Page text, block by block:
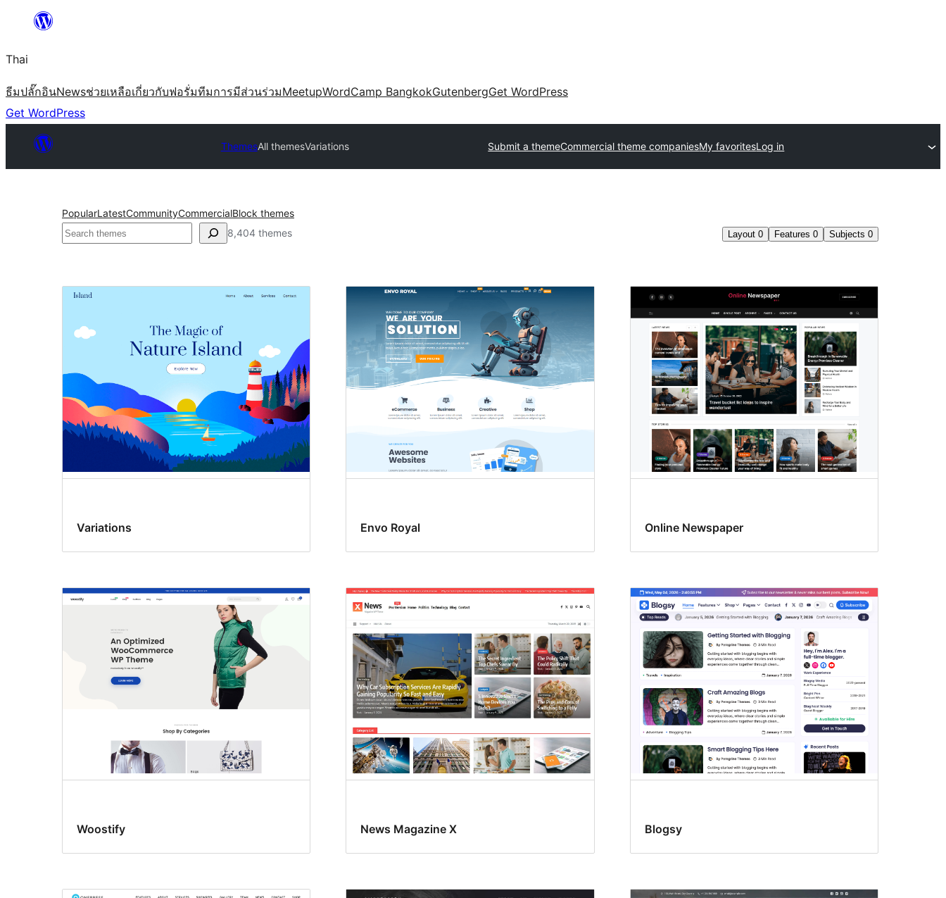
ยัง
เนื้อหา
Thai
ธีมปลั๊กอินNewsช่วยเหลือเกี่ยวกับฟอรั่มทีมการมีส่วนร่วมMeetupWordCamp BangkokGutenbergGet WordPress
Get WordPress
ThemesAll themesVariations Submit a themeCommercial theme companiesMy favoritesLog in
PopularLatestCommunityCommercialBlock themes
ค้นหา 8,404 themes Layout 0 Features 0 Subjects 0
All
Variations Envo Royal Online Newspaper
Woostify News Magazine X Blogsy